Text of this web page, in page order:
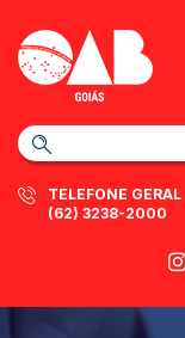
TELEFONE GERAL
(62) 3238-2000